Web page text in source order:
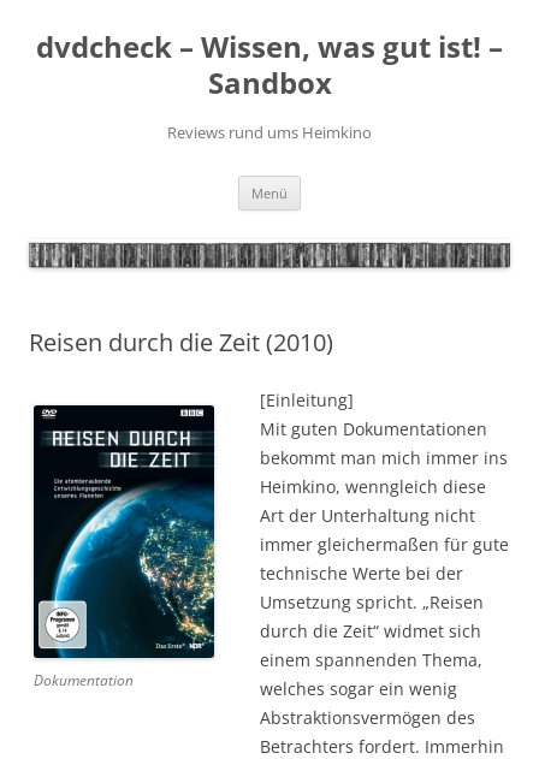
springen
dvdcheck – Wissen, was gut ist! –
Sandbox
Reviews rund ums Heimkino
Menü
Reisen durch die Zeit (2010)
Dokumentation
[Einleitung]
Mit guten Dokumentationen
bekommt man mich immer ins
Heimkino, wenngleich diese
Art der Unterhaltung nicht
immer gleichermaßen für gute
technische Werte bei der
Umsetzung spricht. „Reisen
durch die Zeit“ widmet sich
einem spannenden Thema,
welches sogar ein wenig
Abstraktionsvermögen des
Betrachters fordert. Immerhin